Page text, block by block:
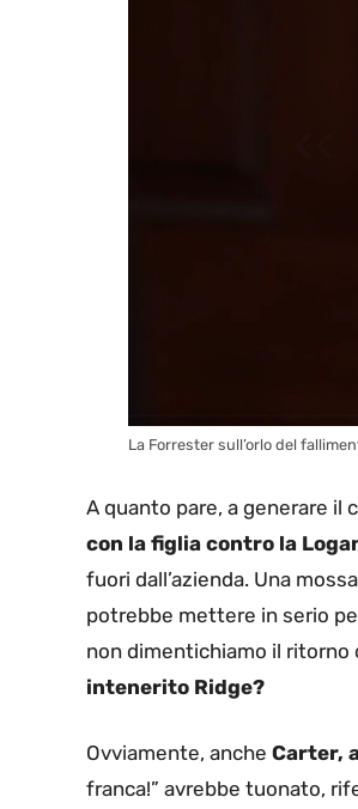
La Forrester sull’orlo del
A quanto pare, a generare il
con la figlia contro la
fuori dall’azienda. Una
potrebbe mettere in serio
non dimentichiamo il ritorno
intenerito Ridge?
Ovviamente, anche Carter,
franca!” avrebbe tuonato,